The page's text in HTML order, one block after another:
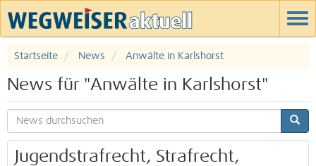
Startseite News Anwälte in Karlshorst
News für "Anwälte in Karlshorst"
Jugendstrafrecht, Strafrecht,